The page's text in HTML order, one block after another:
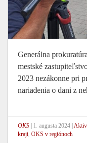
Generálna
mestské
2023 nezákonne pri
nariadenia o dani z
OKS 1. augusta 2024
kraji, OKS v regiónoch